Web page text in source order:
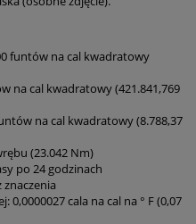
funtów na cal kwadratowy
na cal kwadratowy (421.841,769
na cal kwadratowy (8.788,37
(23.042 Nm)
po 24 godzinach
znaczenia
0,0000027 cala na cal na ° F (0,07